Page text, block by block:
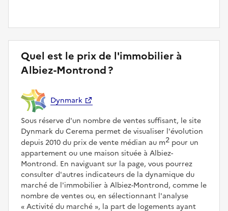
Quel est le prix de l'immobilier à
Albiez-Montrond ?
Dynmark
Sous réserve d'un nombre de ventes suffisant, le site
Dynmark du Cerema permet de visualiser l'évolution
depuis 2010 du prix de vente médian au m2 pour un
appartement ou une maison située à Albiez-
Montrond. En naviguant sur la page, vous pourrez
consulter d'autres indicateurs de la dynamique du
marché de l'immobilier à Albiez-Montrond, comme le
nombre de ventes ou, en sélectionnant l'analyse
Activité du marché , la part de logements ayant